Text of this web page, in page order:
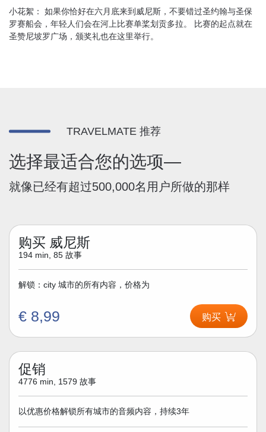
小花絮： 如果你恰好在六月底来到威尼斯，不要错过圣约翰与圣保
罗赛船会，年轻人们会在河上比赛单桨划贡多拉。 比赛的起点就在
圣赞尼坡罗广场，颁奖礼也在这里举行。
TRAVELMATE 推荐
选择最适合您的选项—
就像已经有超过500,000名用户所做的那样
购买 威尼斯
194 min, 85 故事
解锁：city 城市的所有内容，价格为
€ 8,99 购买
促销
4776 min, 1579 故事
以优惠价格解锁所有城市的音频内容，持续3年